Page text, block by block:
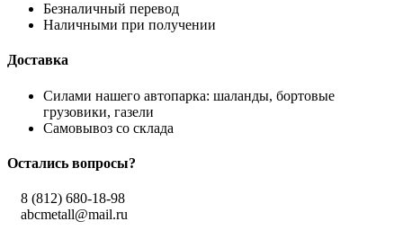
Безналичный перевод
Наличными при получении
Доставка
Силами нашего автопарка: шаланды, бортовые
грузовики, газели
Самовывоз со склада
Остались вопросы?
8 (812) 680-18-98
abcmetall@mail.ru